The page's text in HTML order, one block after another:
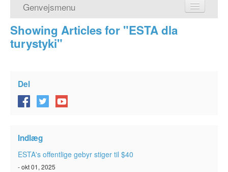
Genvejsmenu
Hjem
Ansøg om ESTA
Visumfritagelsesprogrammet
Artikler
Kontakt
Showing Articles for "ESTA dla
turystyki"
Del
Indlæg
ESTA's offentlige gebyr stiger til $40
- okt 01, 2025